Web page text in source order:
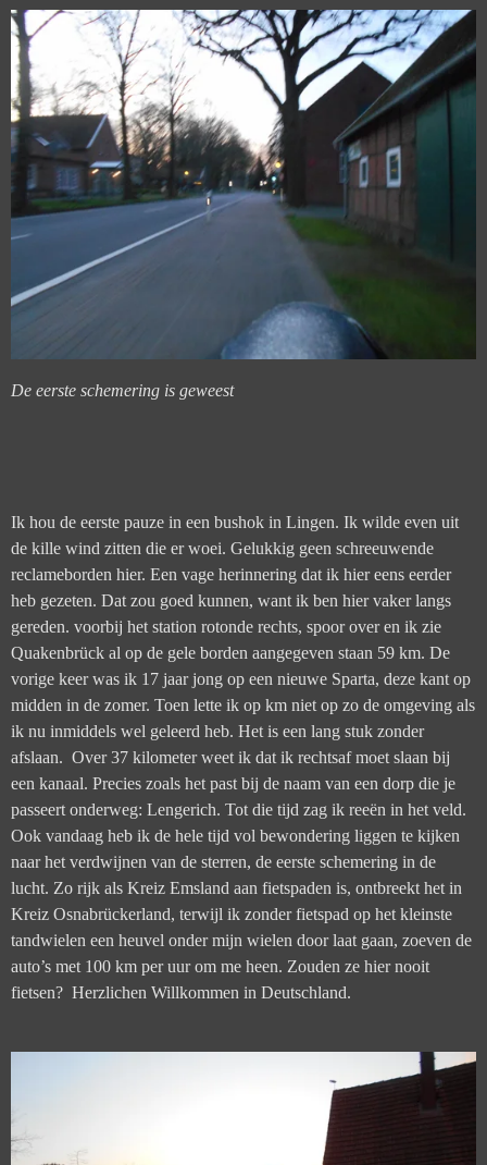
De eerste schemering is geweest
Ik hou de eerste pauze in een bushok in Lingen. Ik wilde even uit
de kille wind zitten die er woei. Gelukkig geen schreeuwende
reclameborden hier. Een vage herinnering dat ik hier eens eerder
heb gezeten. Dat zou goed kunnen, want ik ben hier vaker langs
gereden. voorbij het station rotonde rechts, spoor over en ik zie
Quakenbrück al op de gele borden aangegeven staan 59 km. De
vorige keer was ik 17 jaar jong op een nieuwe Sparta, deze kant op
midden in de zomer. Toen lette ik op km niet op zo de omgeving als
ik nu inmiddels wel geleerd heb. Het is een lang stuk zonder
afslaan. Over 37 kilometer weet ik dat ik rechtsaf moet slaan bij
een kanaal. Precies zoals het past bij de naam van een dorp die je
passeert onderweg: Lengerich. Tot die tijd zag ik reeën in het veld.
Ook vandaag heb ik de hele tijd vol bewondering liggen te kijken
naar het verdwijnen van de sterren, de eerste schemering in de
lucht. Zo rijk als Kreiz Emsland aan fietspaden is, ontbreekt het in
Kreiz Osnabrückerland, terwijl ik zonder fietspad op het kleinste
tandwielen een heuvel onder mijn wielen door laat gaan, zoeven de
auto’s met 100 km per uur om me heen. Zouden ze hier nooit
fietsen? Herzlichen Willkommen in Deutschland.